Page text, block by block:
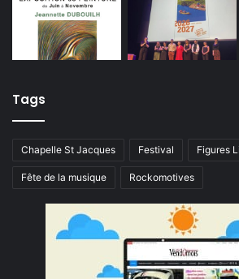
Tags
Chapelle St Jacques Festival Figures
Fête de la musique Rockomotives